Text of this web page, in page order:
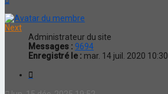
Next
Administrateur du site
Messages : 9694
Enregistré le : mar. 14 juil. 2020 10:30